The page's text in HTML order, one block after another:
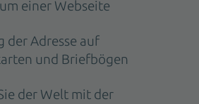
einer Webseite
der Adresse auf
und Briefbögen
der Welt mit der